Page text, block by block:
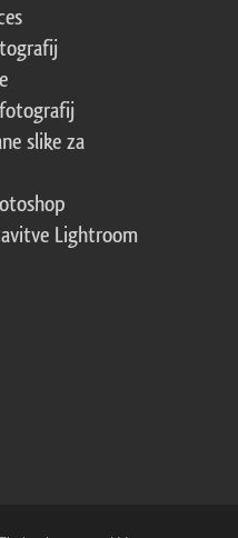
slike za
Lightroom